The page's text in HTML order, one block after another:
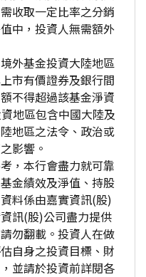
收取一定比率之分銷
中，投資人無需額外
外基金投資大陸地區
市有價證券及銀行間
不得超過該基金淨資
地區包含中國大陸及
地區之法令、政治或
影響。
，本行會盡力就可靠
金績效及淨值、持股
料係由嘉實資訊(股)
訊(股)公司盡力提供
勿翻載。投資人在做
自身之投資目標、財
並請於投資前詳閱各